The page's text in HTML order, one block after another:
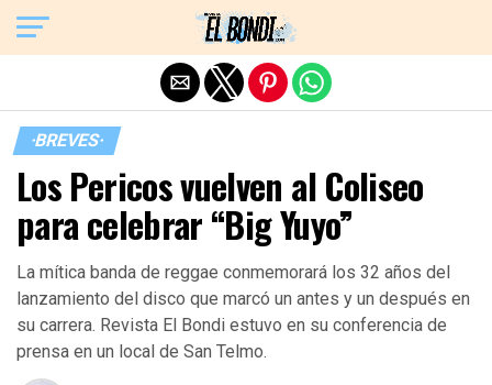
·BREVES·
Los Pericos vuelven al Coliseo
para celebrar “Big Yuyo”
La mítica banda de reggae conmemorará los 32 años del
lanzamiento del disco que marcó un antes y un después en
su carrera. Revista El Bondi estuvo en su conferencia de
prensa en un local de San Telmo.
Exit mobile version